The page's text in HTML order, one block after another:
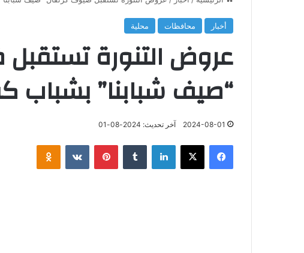
أخبار محافظات محلية
عروض التنورة
“صيف شبابنا” بشباب
2024-08-01 آخر تحديث: 2024-08-01
فيسبوك لينكدإن بينتيريست